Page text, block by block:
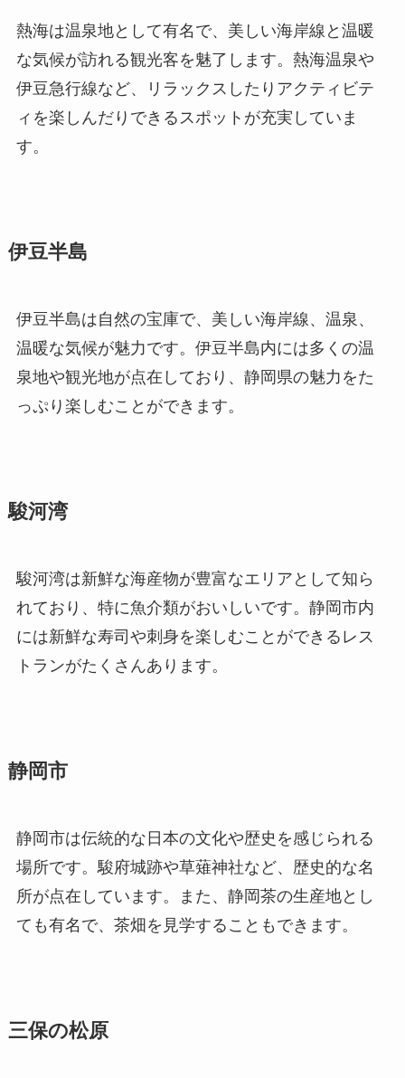
熱海は温泉地として有名で、美しい海岸線と温暖
な気候が訪れる観光客を魅了します。熱海温泉や
伊豆急行線など、リラックスしたりアクティビテ
ィを楽しんだりできるスポットが充実していま
す。
伊豆半島
伊豆半島は自然の宝庫で、美しい海岸線、温泉、
温暖な気候が魅力です。伊豆半島内には多くの温
泉地や観光地が点在しており、静岡県の魅力をた
っぷり楽しむことができます。
駿河湾
駿河湾は新鮮な海産物が豊富なエリアとして知ら
れており、特に魚介類がおいしいです。静岡市内
には新鮮な寿司や刺身を楽しむことができるレス
トランがたくさんあります。
静岡市
静岡市は伝統的な日本の文化や歴史を感じられる
場所です。駿府城跡や草薙神社など、歴史的な名
所が点在しています。また、静岡茶の生産地とし
ても有名で、茶畑を見学することもできます。
三保の松原